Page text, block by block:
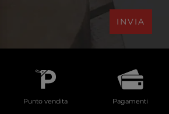
INVIA
Punto vendita Pagamenti